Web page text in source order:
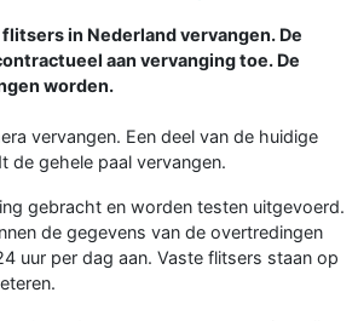
in Nederland vervangen. De
aan vervanging toe. De
worden.
vervangen. Een deel van de huidige
de gehele paal vervangen.
gebracht en worden testen uitgevoerd.
de gegevens van de overtredingen
uur per dag aan. Vaste flitsers staan op